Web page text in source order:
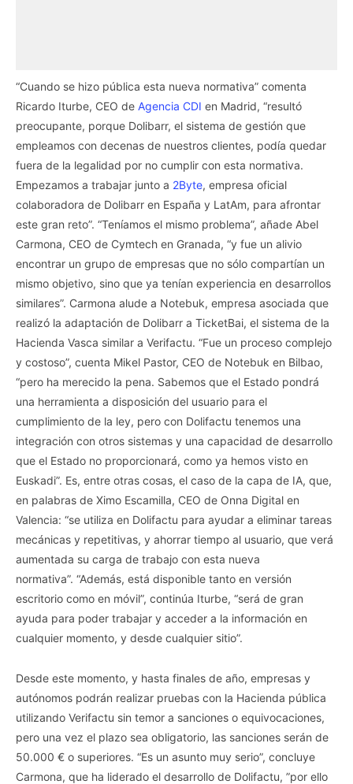
“Cuando se hizo pública esta nueva normativa” comenta
Ricardo Iturbe, CEO de Agencia CDI en Madrid, “resultó
preocupante, porque Dolibarr, el sistema de gestión que
empleamos con decenas de nuestros clientes, podía quedar
fuera de la legalidad por no cumplir con esta normativa.
Empezamos a trabajar junto a 2Byte, empresa oficial
colaboradora de Dolibarr en España y LatAm, para afrontar
este gran reto”. “Teníamos el mismo problema”, añade Abel
Carmona, CEO de Cymtech en Granada, “y fue un alivio
encontrar un grupo de empresas que no sólo compartían un
mismo objetivo, sino que ya tenían experiencia en desarrollos
similares”. Carmona alude a Notebuk, empresa asociada que
realizó la adaptación de Dolibarr a TicketBai, el sistema de la
Hacienda Vasca similar a Verifactu. “Fue un proceso complejo
y costoso”, cuenta Mikel Pastor, CEO de Notebuk en Bilbao,
“pero ha merecido la pena. Sabemos que el Estado pondrá
una herramienta a disposición del usuario para el
cumplimiento de la ley, pero con Dolifactu tenemos una
integración con otros sistemas y una capacidad de desarrollo
que el Estado no proporcionará, como ya hemos visto en
Euskadi”. Es, entre otras cosas, el caso de la capa de IA, que,
en palabras de Ximo Escamilla, CEO de Onna Digital en
Valencia: “se utiliza en Dolifactu para ayudar a eliminar tareas
mecánicas y repetitivas, y ahorrar tiempo al usuario, que verá
aumentada su carga de trabajo con esta nueva
normativa”. “Además, está disponible tanto en versión
escritorio como en móvil”, continúa Iturbe, “será de gran
ayuda para poder trabajar y acceder a la información en
cualquier momento, y desde cualquier sitio”.
Desde este momento, y hasta finales de año, empresas y
autónomos podrán realizar pruebas con la Hacienda pública
utilizando Verifactu sin temor a sanciones o equivocaciones,
pero una vez el plazo sea obligatorio, las sanciones serán de
50.000 € o superiores. “Es un asunto muy serio”, concluye
Carmona, que ha liderado el desarrollo de Dolifactu, ”por ello